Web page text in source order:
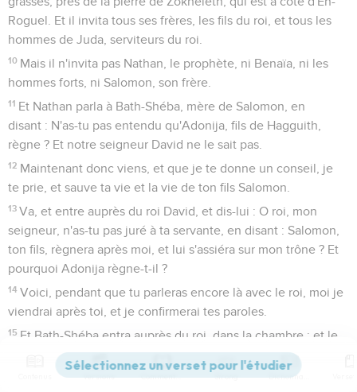
Roguel. Et il invita tous ses frères, les fils du roi, et tous les
hommes de Juda, serviteurs du roi.
10 Mais il n'invita pas Nathan, le prophète, ni Benaïa, ni les
hommes forts, ni Salomon, son frère.
11 Et Nathan parla à Bath-Shéba, mère de Salomon, en
disant : N'as-tu pas entendu qu'Adonija, fils de Hagguith,
règne ? Et notre seigneur David ne le sait pas.
12 Maintenant donc viens, et que je te donne un conseil, je
te prie, et sauve ta vie et la vie de ton fils Salomon.
13 Va, et entre auprès du roi David, et dis-lui : O roi, mon
seigneur, n'as-tu pas juré à ta servante, en disant : Salomon,
ton fils, règnera après moi, et lui s'assiéra sur mon trône ? Et
pourquoi Adonija règne-t-il ?
14 Voici, pendant que tu parleras encore là avec le roi, moi je
viendrai après toi, et je confirmerai tes paroles.
15 Et Bath-Shéba entra auprès du roi, dans la chambre ; et le
roi était très-vieux ; et Abishag, la Sunamite, servait le roi.
Et Bath-Shéba s'inclina, et se prosterna devant le roi. Et le
Versions Commentaires Strong